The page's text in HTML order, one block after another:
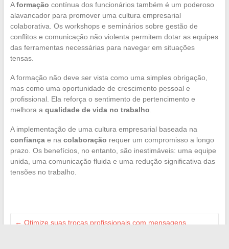
Aformação contínua dos funcionários também é um poderoso
alavancador para promover uma cultura empresarial
colaborativa. Os workshops e seminários sobre gestão de
conflitos e comunicação não violenta permitem dotar as equipes
das ferramentas necessárias para navegar em situações
tensas.
A formação não deve ser vista como uma simples obrigação,
mas como uma oportunidade de crescimento pessoal e
profissional. Ela reforça o sentimento de pertencimento e
melhora a qualidade de vida no trabalho
A implementação de uma cultura empresarial baseada na
confiançae na colaboração requer um compromisso a longo
prazo. Os benefícios, no entanto, são inestimáveis: uma equipe
unida, uma comunicação fluida e uma redução significativa das
tensões no trabalho.
← Otimize suas trocas profissionais com mensagens